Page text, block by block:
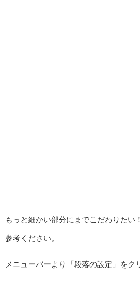
もっと細かい部分にまでこだわりたい
参考ください。
メニューバーより「段落の設定」をク